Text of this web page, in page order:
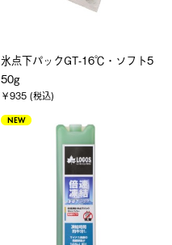
氷点下パックGT-16℃・ソフト5
50g
￥935 (税込)
NEW